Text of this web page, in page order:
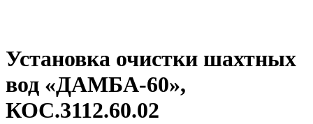
Установка очистки шахтных
вод «ДАМБА-60»,
КОС.3112.60.02